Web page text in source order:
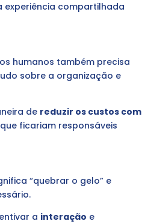
experiência compartilhada
humanos também precisa
sobre a organização e
de reduzir os custos com
ficariam responsáveis
“quebrar o gelo” e
a interação e